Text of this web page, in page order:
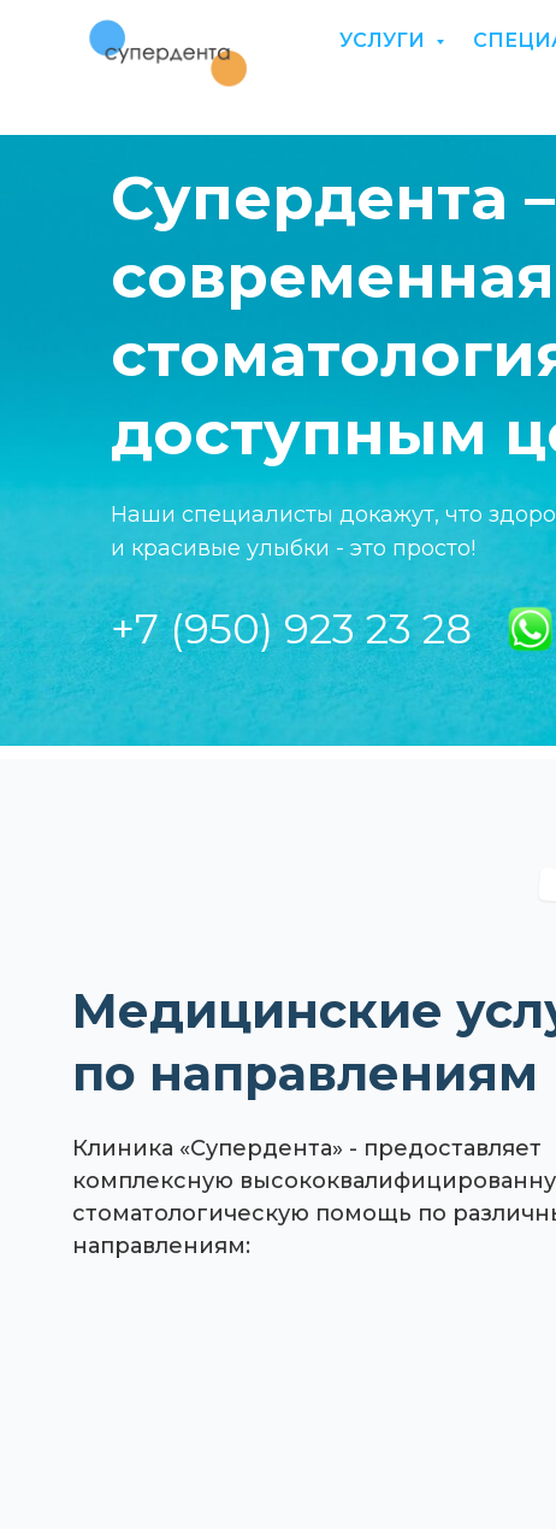
УСЛУГИ
Наши специалисты докажут, что
и красивые улыбки - это просто!
Супердента –
современная
доступным
+7 (950) 923 23 28
Медицинские
по направлениям
Клиника «Супердента» - предоставляет
комплексную
стоматологическую помощь по
направлениям: